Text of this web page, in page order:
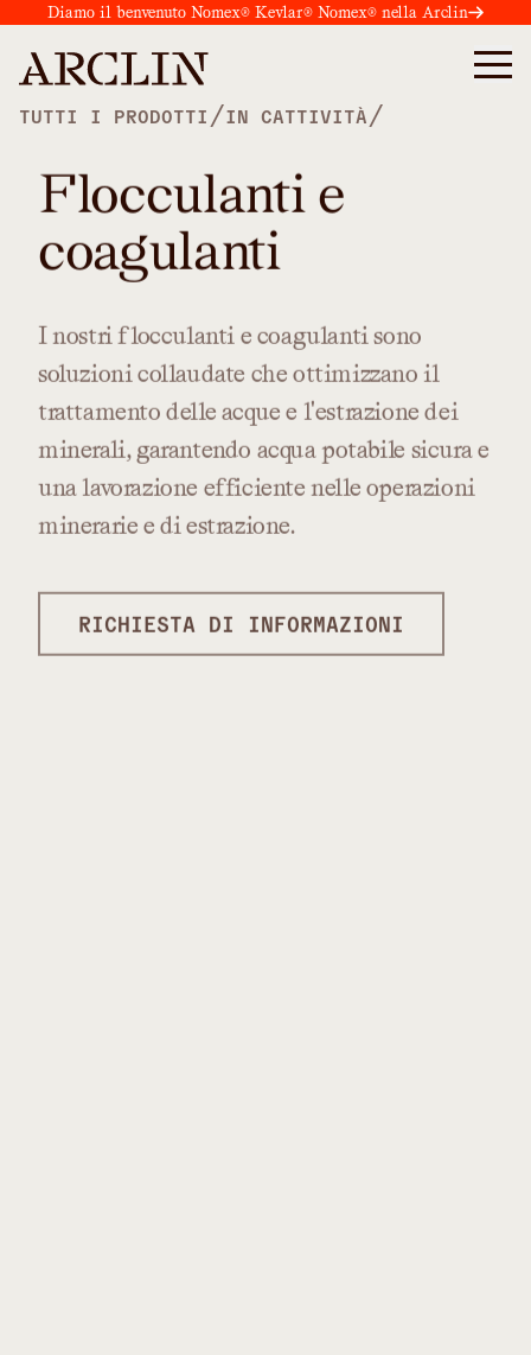
Diamo il benvenuto Nomex® Kevlar® Nomex® nella Arclin
TUTTI I PRODOTTI /IN CATTIVITÀ /
Flocculanti e
coagulanti
Inostri flocculanti e coagulantisono
soluzionicollaudate che ottimizzano il
trattamento delle acque e l'estrazione dei
minerali, garantendo acqua potabile sicurae
una lavorazione efficiente nelle operazioni
minerarie e diestrazione.
RICHIESTA DI INFORMAZIONI